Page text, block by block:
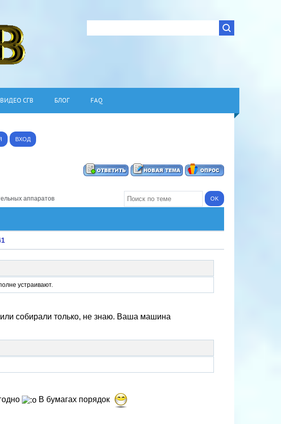
ВИДЕО СГВ БЛОГ FAQ
ВХОД
аппаратов
устраивают.
собирали только, не знаю. Ваша машина
В бумагах порядок